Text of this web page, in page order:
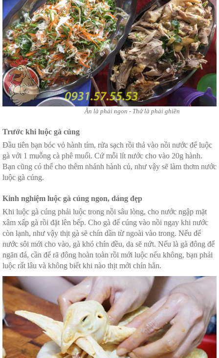
Ăn là phải ngon - Thử là phải ghiền
Trước khi luộc gà cúng
Đầu tiên bạn bóc vỏ hành tím, rửa sạch rồi thả vào nồi nước để luộc
gà với 1 muỗng cà phê muối. Cứ mỗi lít nước cho vào 20g hành.
Bạn cũng có thể cho thêm nhánh hành củ, như vậy sẽ làm thơm nước
luộc gà cúng.
Kinh nghiệm luộc gà cúng ngon, dáng đẹp
Khi luộc gà cúng phải luộc trong nồi sâu lòng, cho nước ngập mặt
xâm xấp gà rồi đặt lên bếp. Cho gà để cúng vào nồi ngay khi nước
còn lạnh, như vậy thịt gà sẽ chín dần từ ngoài vào trong. Nếu để
nước sôi mới cho vào, gà khó chín đều, da sẽ nứt. Nếu là gà đông để
ngăn đá, cần để rã đông hoàn toàn rồi mới luộc nếu không, bạn phải
luộc rất lâu và không biết khi nào thịt mới chín hẳn.